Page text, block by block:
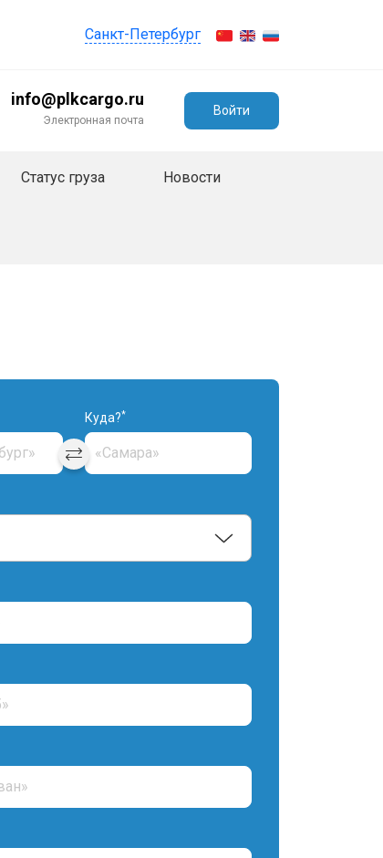
Санкт-Петербург
info@plkcargo.ru
Электронная почта
Войти
Статус груза Новости
Куда?*